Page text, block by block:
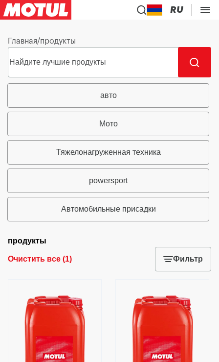
RU
Главная/продукты
авто
Мото
Тяжелонагруженная техника
powersport
Автомобильные присадки
продукты
Очистить все (1) Фильтр